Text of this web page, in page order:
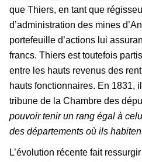
que Thiers, en tant que
d’administration des mines
portefeuille d’actions lui
francs. Thiers est toutefois
entre les hauts revenus des
hauts fonctionnaires. En 1831,
tribune de la Chambre des
pouvoir tenir un rang égal à
des départements où ils
L’évolution récente fait